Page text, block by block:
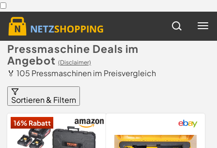
Pressmaschine Deals im
Angebot (Disclaimer)
🏅 105 Pressmaschinen im Preisvergleich
Sortieren & Filtern
16% Rabatt